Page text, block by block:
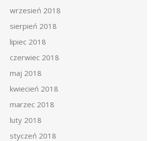
wrzesień 2018
sierpień 2018
lipiec 2018
czerwiec 2018
maj 2018
kwiecień 2018
marzec 2018
luty 2018
styczeń 2018